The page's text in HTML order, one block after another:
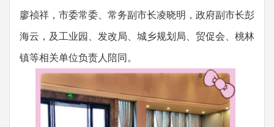
廖祯祥，市委常委、常务副市长凌晓明，政府副市长彭
海云，及工业园、发改局、城乡规划局、贸促会、桃林
镇等相关单位负责人陪同。